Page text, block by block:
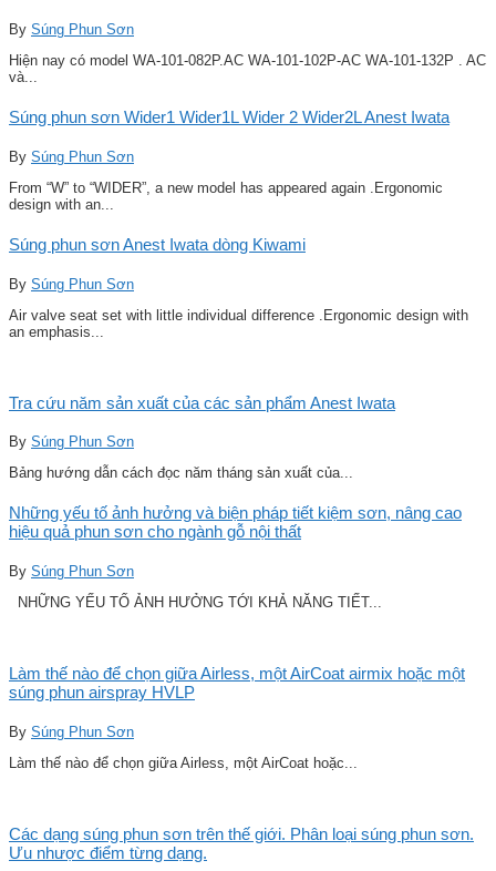
By Súng Phun Sơn
Hiện nay có model WA-101-082P.AC WA-101-102P-AC WA-101-132P . AC
và...
Súng phun sơn Wider1 Wider1L Wider 2 Wider2L Anest Iwata
By Súng Phun Sơn
From “W” to “WIDER”, a new model has appeared again .Ergonomic
design with an...
Súng phun sơn Anest Iwata dòng Kiwami
By Súng Phun Sơn
Air valve seat set with little individual difference .Ergonomic design with
an emphasis...
Tra cứu năm sản xuất của các sản phẩm Anest Iwata
By Súng Phun Sơn
Bảng hướng dẫn cách đọc năm tháng sản xuất của...
Những yếu tố ảnh hưởng và biện pháp tiết kiệm sơn, nâng cao
hiệu quả phun sơn cho ngành gỗ nội thất
By Súng Phun Sơn
NHỮNG YẾU TỐ ẢNH HƯỞNG TỚI KHẢ NĂNG TIẾT...
Làm thế nào để chọn giữa Airless, một AirCoat airmix hoặc một
súng phun airspray HVLP
By Súng Phun Sơn
Làm thế nào để chọn giữa Airless, một AirCoat hoặc...
Các dạng súng phun sơn trên thế giới. Phân loại súng phun sơn.
Ưu nhược điểm từng dạng.